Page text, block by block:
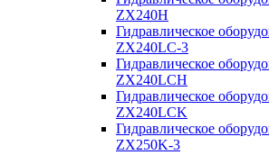
ZX240H
Гидравлическое
ZX240LC-3
Гидравлическое
ZX240LCH
Гидравлическое
ZX240LCK
Гидравлическое
ZX250K-3